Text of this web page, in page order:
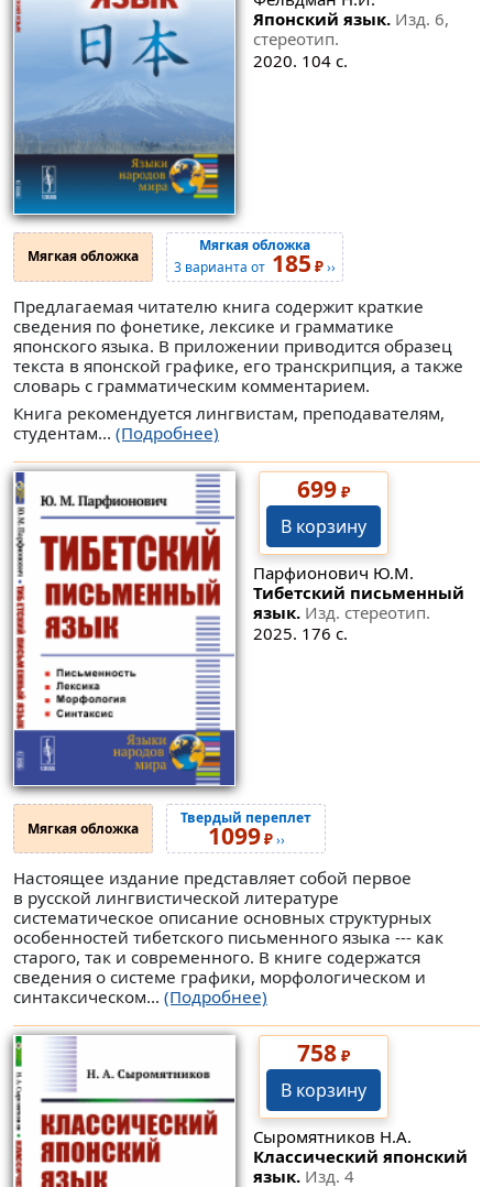
Японский язык. Изд. 6,
стереотип.
2020. 104 с.
Мягкая обложка
Мягкая обложка
3 варианта от 185 ₽››
Предлагаемая читателю книга содержит краткие
сведения по фонетике, лексике и грамматике
японского языка. В приложении приводится образец
текста в японской графике, его транскрипция, а также
словарь с грамматическим комментарием.
Книга рекомендуется лингвистам, преподавателям,
студентам... (Подробнее)
699₽
В корзину
Парфионович Ю.М.
Тибетский письменный
язык. Изд. стереотип.
2025. 176 с.
Мягкая обложка
Твердый переплет
1099₽››
Настоящее издание представляет собой первое
в русской лингвистической литературе
систематическое описание основных структурных
особенностей тибетского письменного языка --- как
старого, так и современного. В книге содержатся
сведения о системе графики, морфологическом и
синтаксическом... (Подробнее)
758₽
В корзину
Сыромятников Н.А.
Классический японский
язык. Изд. 4